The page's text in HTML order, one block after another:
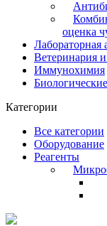
оценка
Лабораторная
Ветеринария
Иммунохимия
Категории
Все категории
Оборудование
Реагенты